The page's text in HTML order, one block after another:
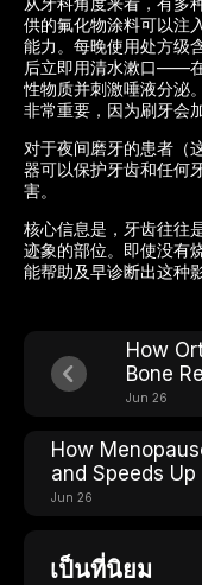
供的氟化物涂料可以注
能力。每晚使用处方级
后立即用清水漱口——
性物质并刺激唾液分泌
非常重要，因为刷牙会
对于夜间磨牙的患者（
器可以保护牙齿和任何
害。
核心信息是，牙齿往往
迹象的部位。即使没有
能帮助及早诊断出这种
How
Bone
Jun 26
How
and Speeds
Wear
Jun 26
เป็นที่นิยม